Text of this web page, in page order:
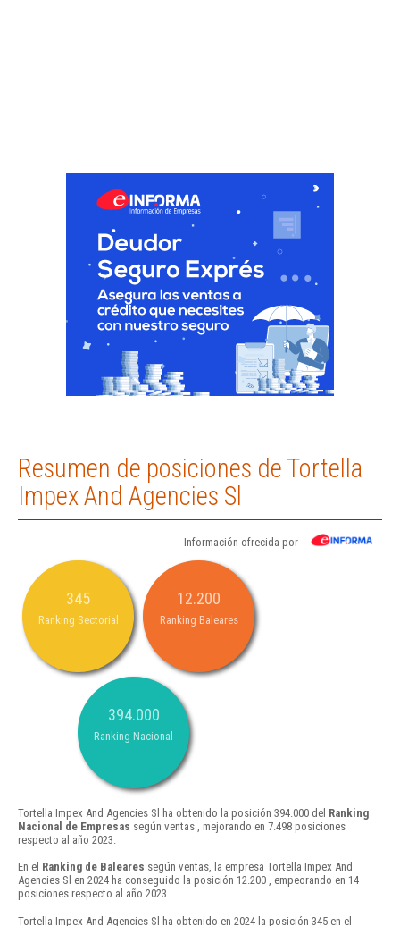
Resumen de posiciones de Tortella
Impex And Agencies Sl
Información ofrecida por
345
Ranking Sectorial
12.200
Ranking Baleares
394.000
Ranking Nacional
Tortella Impex And Agencies Sl ha obtenido la posición 394.000 del Ranking
Nacional de Empresas según ventas , mejorando en 7.498 posiciones
respecto al año 2023.
En el Ranking de Baleares según ventas, la empresa Tortella Impex And
Agencies Sl en 2024 ha conseguido la posición 12.200 , empeorando en 14
posiciones respecto al año 2023.
Tortella Impex And Agencies Sl ha obtenido en 2024 la posición 345 en el